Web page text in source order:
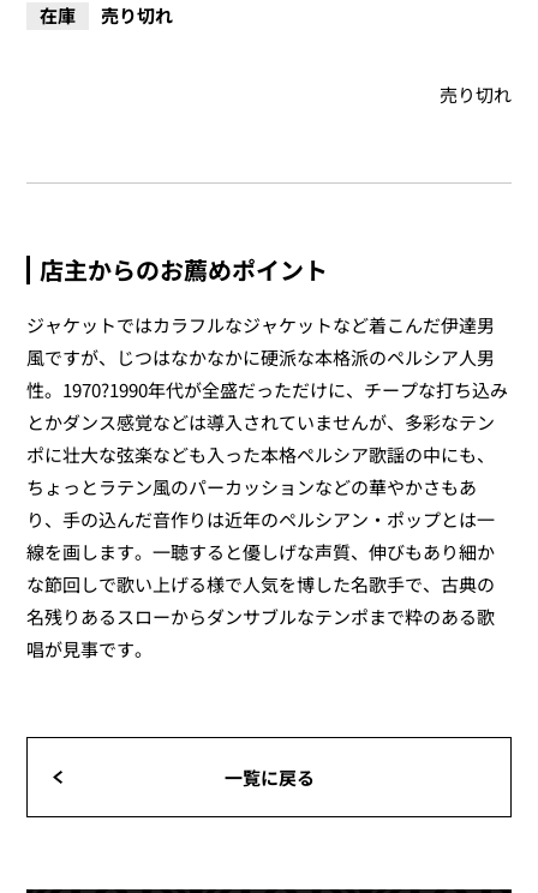
在庫
売り切れ
売り切れ
店主からのお薦めポイント
ジャケットではカラフルなジャケットなど着こんだ伊達男
風ですが、じつはなかなかに硬派な本格派のペルシア人男
性。1970?1990年代が全盛だっただけに、チープな打ち込み
とかダンス感覚などは導入されていませんが、多彩なテン
ポに壮大な弦楽なども入った本格ペルシア歌謡の中にも、
ちょっとラテン風のパーカッションなどの華やかさもあ
り、手の込んだ音作りは近年のペルシアン・ポップとは一
線を画します。一聴すると優しげな声質、伸びもあり細か
な節回しで歌い上げる様で人気を博した名歌手で、古典の
名残りあるスローからダンサブルなテンポまで粋のある歌
唱が見事です。
一覧に戻る